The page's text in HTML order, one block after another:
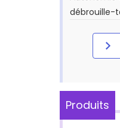
débrouille-
Produits